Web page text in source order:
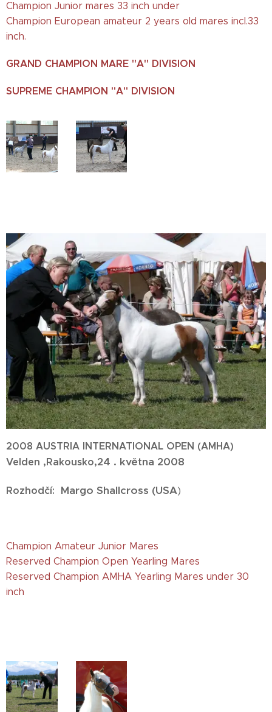
Champion Junior mares 33 inch under
Champion European amateur 2 years old mares incl.33
inch.
GRAND CHAMPION MARE "A" DIVISION
SUPREME CHAMPION "A" DIVISION
2008 AUSTRIA INTERNATIONAL OPEN (AMHA)
Velden ,Rakousko,24 . května 2008
Rozhodčí: Margo Shallcross (USA)
Champion Amateur Junior Mares
Reserved Champion Open Yearling Mares
Reserved Champion AMHA Yearling Mares under 30
inch